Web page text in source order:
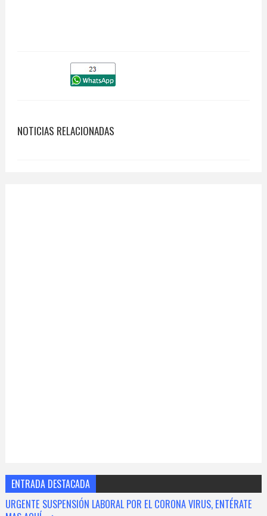
NOTICIAS RELACIONADAS
ENTRADA DESTACADA
URGENTE SUSPENSIÓN LABORAL POR EL CORONA VIRUS, ENTÉRATE